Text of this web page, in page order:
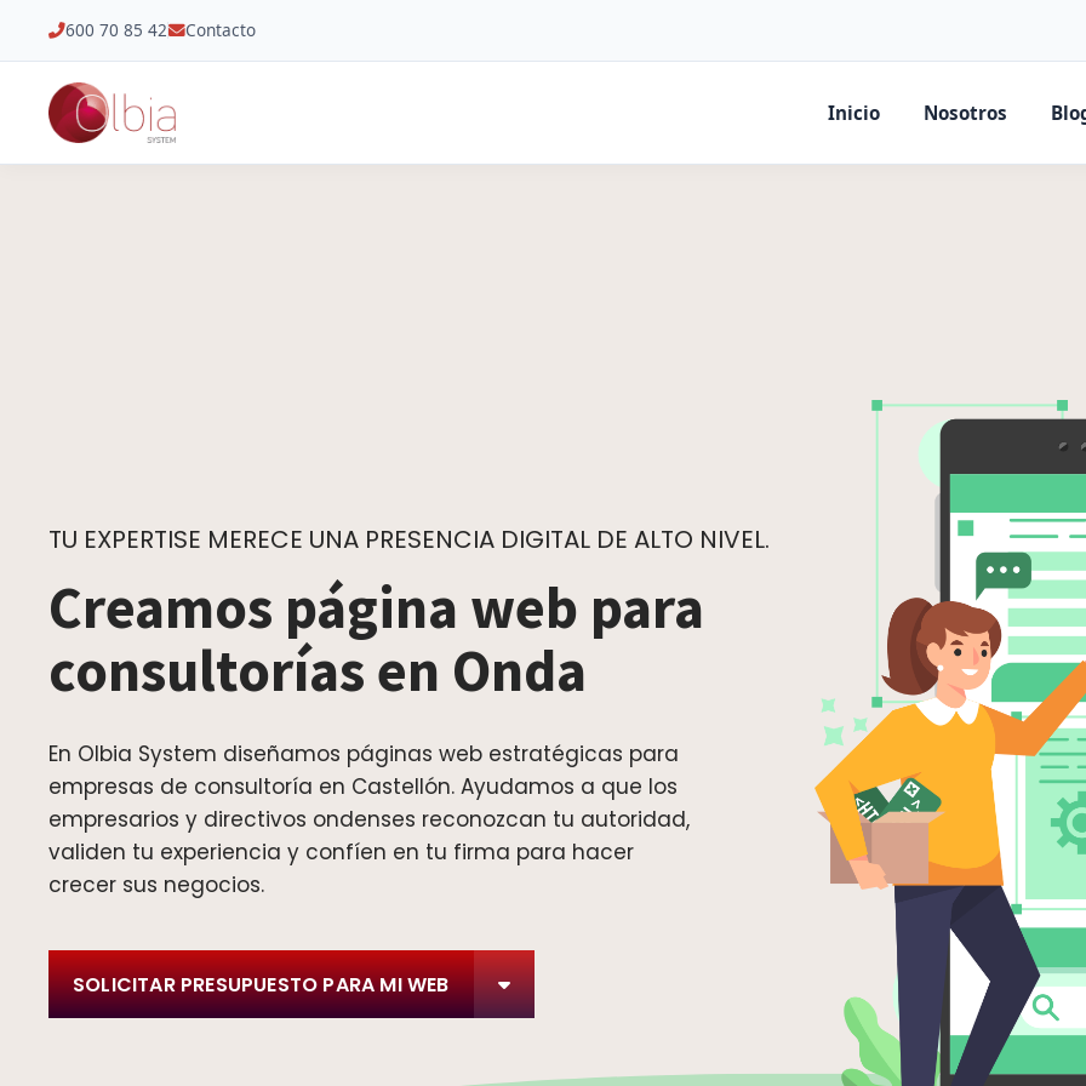
600 70 85 42 Contacto
Inicio Nosotros
TU EXPERTISE MERECE UNA PRESENCIA DIGITAL DE ALTO NIVEL.
Creamos página web para
consultorías en Onda
En Olbia System diseñamos páginas web estratégicas para
empresas de consultoría en Castellón. Ayudamos a que los
empresarios y directivos ondenses reconozcan tu autoridad,
validen tu experiencia y confíen en tu firma para hacer
crecer sus negocios.
SOLICITAR PRESUPUESTO PARA MI WEB